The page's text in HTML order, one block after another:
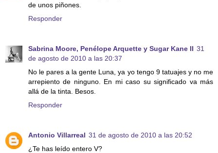
de unos piñones.
Responder
Sabrina Moore, Penélope Arquette y Sugar Kane II 31
de agosto de 2010 a las 20:37
No le pares a la gente Luna, ya yo tengo 9 tatuajes y no me
arrepiento de ninguno. En mi caso su significado va más
allá de la tinta. Besos.
Responder
Antonio Villarreal 31 de agosto de 2010 a las 20:52
¿Te has leído entero V?